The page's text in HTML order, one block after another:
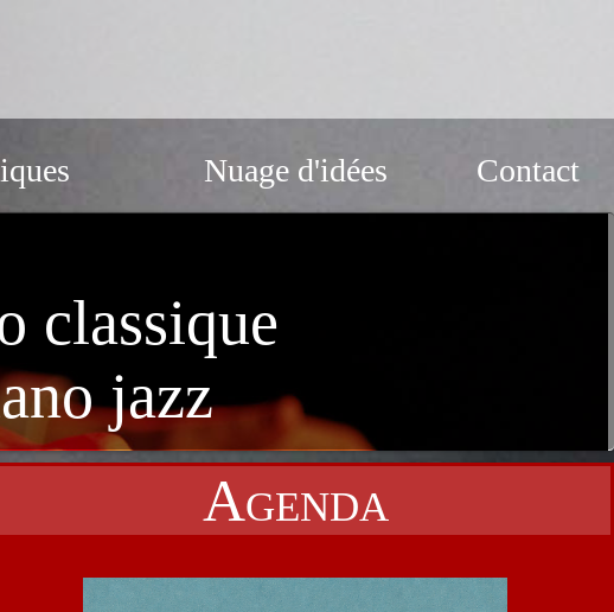
Nuage d'idées Contact
musique
classique
jazz
Agenda